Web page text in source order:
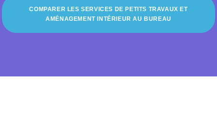
COMPARER LES SERVICES DE PETITS TRAVAUX ET
AMÉNAGEMENT INTÉRIEUR AU BUREAU